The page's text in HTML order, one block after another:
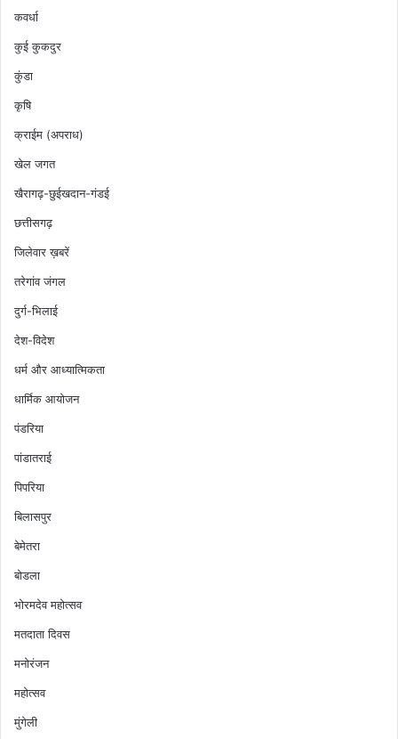
कवर्धा
कुई कुकदुर
कुंडा
कृषि
क्राईम (अपराध)
खेल जगत
खैरागढ़-छुईखदान-गंडई
छत्तीसगढ़
जिलेवार ख़बरें
तरेगांव जंगल
दुर्ग-भिलाई
देश-विदेश
धर्म और आध्यात्मिकता
धार्मिक आयोजन
पंडरिया
पांडातराई
पिपरिया
बिलासपुर
बेमेतरा
बोडला
भोरमदेव महोत्सव
मतदाता दिवस
मनोरंजन
महोत्सव
मुंगेली